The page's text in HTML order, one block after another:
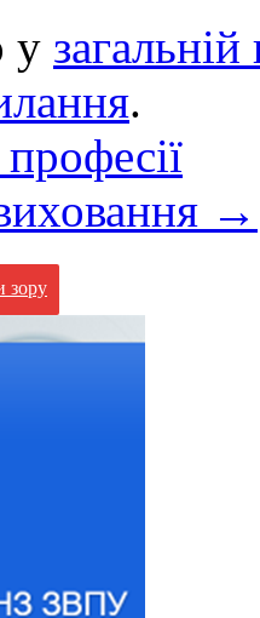
у загальній
.
→
зору